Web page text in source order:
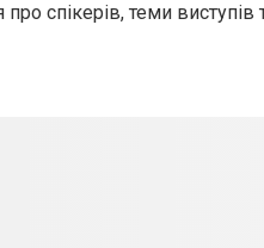
спікерів, теми